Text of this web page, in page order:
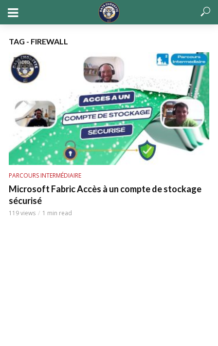
TAG - FIREWALL
VIDEO
PARCOURS INTERMÉDIAIRE
Microsoft Fabric Accès à un compte de stockage
sécurisé
119 views 1 min read